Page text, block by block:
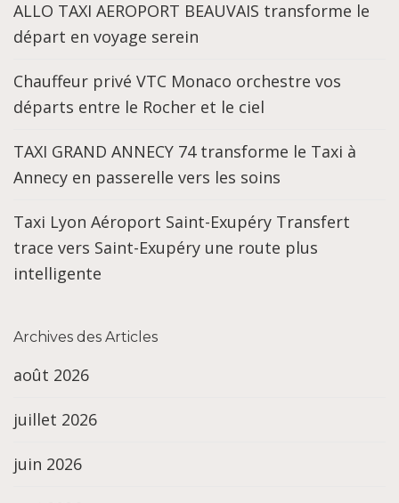
ALLO TAXI AEROPORT BEAUVAIS transforme le
départ en voyage serein
Chauffeur privé VTC Monaco orchestre vos
départs entre le Rocher et le ciel
TAXI GRAND ANNECY 74 transforme le Taxi à
Annecy en passerelle vers les soins
Taxi Lyon Aéroport Saint-Exupéry Transfert
trace vers Saint-Exupéry une route plus
intelligente
Archives des Articles
août 2026
juillet 2026
juin 2026